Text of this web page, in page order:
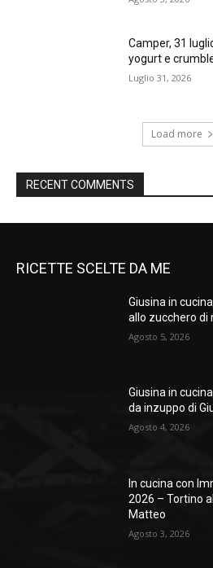
Camper, 31
yogurt e
Luglio 31, 2026
Load more
RECENT COMMENTS
RICETTE SCELTE DA ME
Giusina in
allo zucchero di
Agosto 5, 2026
Giusina in
da inzuppo di
Agosto 4, 2026
In cucina con
2026 – Tortino
Matteo
Agosto 3, 2026